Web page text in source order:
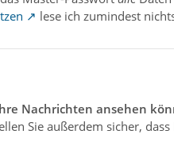
lese ich zumindest
Nachrichten ansehen
Sie außerdem sicher,